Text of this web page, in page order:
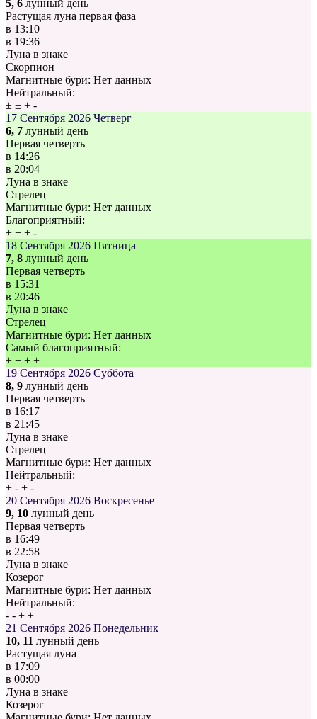
5, 6 лунный день
Растущая луна первая фаза
в 13:10
в 19:36
Луна в знаке
Скорпион
Магнитные бури: Нет данных
Нейтральный:
± ± + -
17 Сентября 2026 Четверг
6, 7 лунный день
Первая четверть
в 14:26
в 20:04
Луна в знаке
Стрелец
Магнитные бури: Нет данных
Благоприятный:
+ + + -
18 Сентября 2026 Пятница
7, 8 лунный день
Первая четверть
в 15:31
в 20:46
Луна в знаке
Стрелец
Магнитные бури: Нет данных
Самый благоприятный:
+ + + +
19 Сентября 2026 Суббота
8, 9 лунный день
Первая четверть
в 16:17
в 21:45
Луна в знаке
Стрелец
Магнитные бури: Нет данных
Нейтральный:
+ - + -
20 Сентября 2026 Воскресенье
9, 10 лунный день
Первая четверть
в 16:49
в 22:58
Луна в знаке
Козерог
Магнитные бури: Нет данных
Нейтральный:
- - + +
21 Сентября 2026 Понедельник
10, 11 лунный день
Растущая луна
в 17:09
в 00:00
Луна в знаке
Козерог